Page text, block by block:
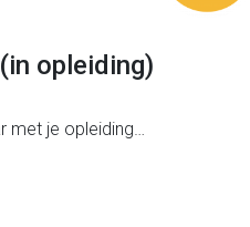
opleiding)
met je opleiding…